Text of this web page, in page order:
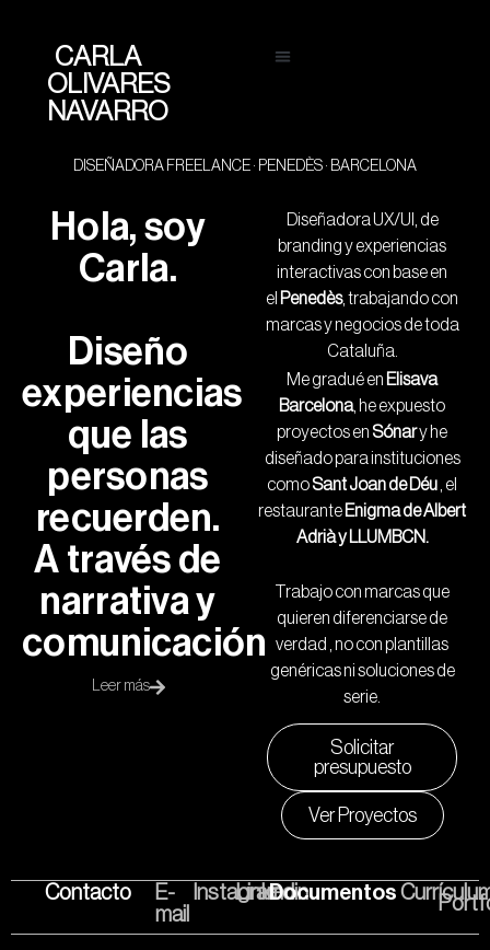
CARLA
OLIVARES
NAVARRO
DISEÑADORA FREELANCE · PENEDÈS · BARCELONA
Hola, soy
Carla.
Diseño
experiencias
que las
personas
recuerden.
A través de
narrativa y
comunicación
Leer más
Diseñadora UX/UI, de
branding y experiencias
interactivas con base en
el Penedès, trabajando con
marcas y negocios de toda
Cataluña.
Me gradué en Elisava
Barcelona, he expuesto
proyectos en Sónary he
diseñado para instituciones
comoSant Joan de Déu , el
restaurante Enigma de Albert
Adrià y LLUMBCN.
Trabajo con marcas que
quieren diferenciarse de
verdad , no con plantillas
genéricas ni soluciones de
serie.
Solicitar
presupuesto
Ver Proyectos
Contacto
E-
mail
Instagram
Linkedin
Documentos